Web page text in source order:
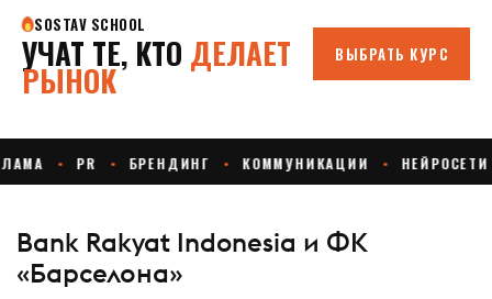
Bank Rakyat Indonesia и ФК
«Барселона»